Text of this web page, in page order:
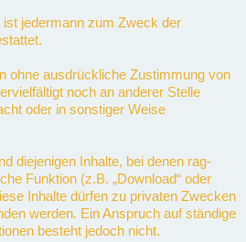
jedermann zum Zweck der
ohne ausdrückliche Zustimmung von
noch an anderer Stelle
oder in sonstiger Weise
diejenigen Inhalte, bei denen rag-
Funktion (z.B. „Download“ oder
Inhalte dürfen zu privaten Zwecken
werden. Ein Anspruch auf ständige
besteht jedoch nicht.